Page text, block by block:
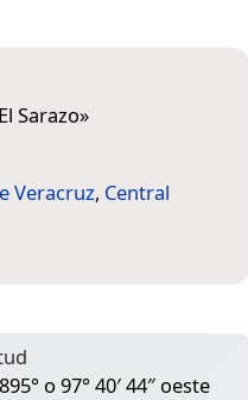
Sarazo»
Veracruz, Central
o 97° 40′ 44″ oeste